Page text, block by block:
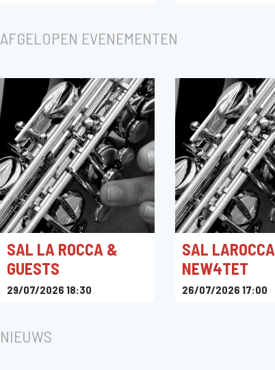
AFGELOPEN EVENEMENTEN
SAL LA ROCCA &
GUESTS
29/07/2026 18:30
Bruxelles, Belgique
SAL LAROCCA
NEW4TET
26/07/2026 17:00
NIEUWS